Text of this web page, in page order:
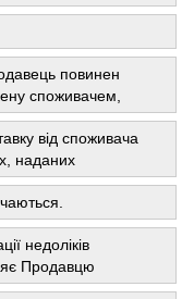
повинен
споживачем,
від споживача
наданих
недоліків
Продавцю